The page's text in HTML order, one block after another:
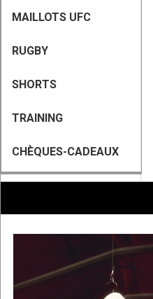
MAILLOTS UFC
RUGBY
SHORTS
TRAINING
CHÈQUES-CADEAUX